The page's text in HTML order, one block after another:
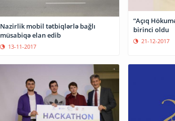
Nazirlik mobil tətbiqlərlə bağlı
müsabiqə elan edib
13-11-2017
“Açıq
birinci oldu
21-12-2017